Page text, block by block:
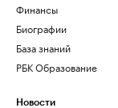
Финансы
Биографии
База знаний
РБК Образование
Новости